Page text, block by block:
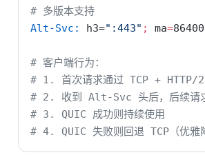
# 多版本支持
Alt-Svc:
h3=":443" ; ma=
# 客户端行为：
# 1. 首次请求通过 TCP + HTTP/2
# 2. 收到 Alt-Svc 头后，后续请
# 3. QUIC 成功则持续使用
# 4. QUIC 失败则回退 TCP（优雅